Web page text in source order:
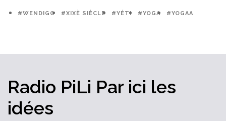
#WENDIGO #XIXÈ SIÈCLE #YÉTI #YOGA #YOGAA
Radio PiLi Par ici les
idées